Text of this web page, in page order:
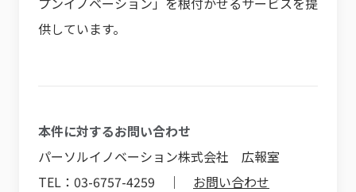
供しています。
本件に対するお問い合わせ
パーソルイノベーション株式会社 広報室
TEL：03-6757-4259 ｜ お問い合わせ